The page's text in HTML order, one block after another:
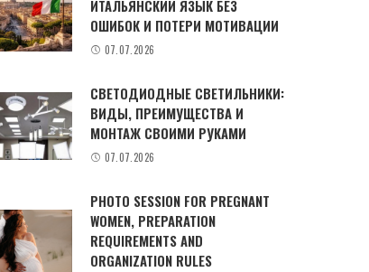
ИТАЛЬЯНСКИЙ ЯЗЫК БЕЗ
ОШИБОК И ПОТЕРИ МОТИВАЦИИ
07.07.2026
СВЕТОДИОДНЫЕ СВЕТИЛЬНИКИ:
ВИДЫ, ПРЕИМУЩЕСТВА И
МОНТАЖ СВОИМИ РУКАМИ
07.07.2026
PHOTO SESSION FOR PREGNANT
WOMEN, PREPARATION
REQUIREMENTS AND
ORGANIZATION RULES